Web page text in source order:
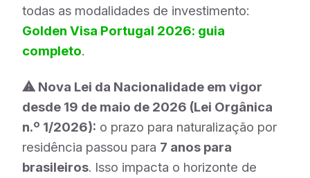
todas as modalidades de investimento:
Golden Visa Portugal 2026: guia
completo.
⚠ Nova Lei da Nacionalidade em vigor
desde 19 de maio de 2026 (Lei Orgânica
n.º 1/2026): o prazo para naturalização por
residência passou para 7 anos para
brasileiros. Isso impacta o horizonte de